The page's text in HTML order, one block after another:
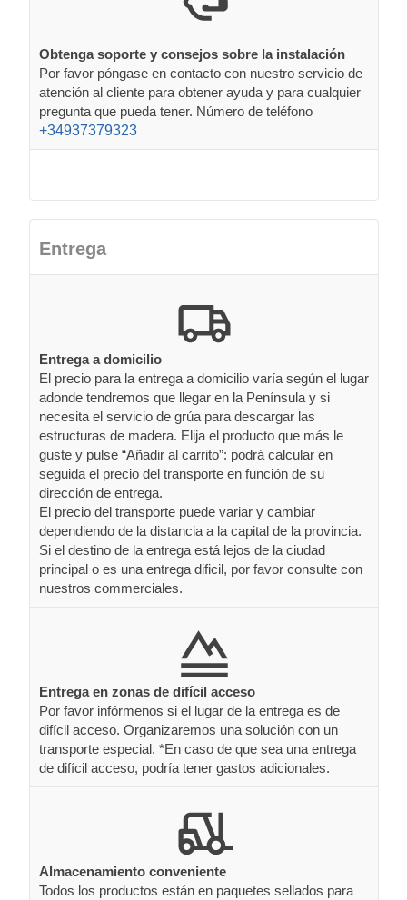
Obtenga soporte y consejos sobre la instalación
Por favor póngase en contacto con nuestro servicio de
atención al cliente para obtener ayuda y para cualquier
pregunta que pueda tener. Número de teléfono
+34937379323
Entrega
Entrega a domicilio
El precio para la entrega a domicilio varía según el lugar
adonde tendremos que llegar en la Península y si
necesita el servicio de grúa para descargar las
estructuras de madera. Elija el producto que más le
guste y pulse “Añadir al carrito”: podrá calcular en
seguida el precio del transporte en función de su
dirección de entrega.
El precio del transporte puede variar y cambiar
dependiendo de la distancia a la capital de la provincia.
Si el destino de la entrega está lejos de la ciudad
principal o es una entrega dificil, por favor consulte con
nuestros commerciales.
Entrega en zonas de difícil acceso
Por favor infórmenos si el lugar de la entrega es de
difícil acceso. Organizaremos una solución con un
transporte especial. *En caso de que sea una entrega
de difícil acceso, podría tener gastos adicionales.
Almacenamiento conveniente
Todos los productos están en paquetes sellados para